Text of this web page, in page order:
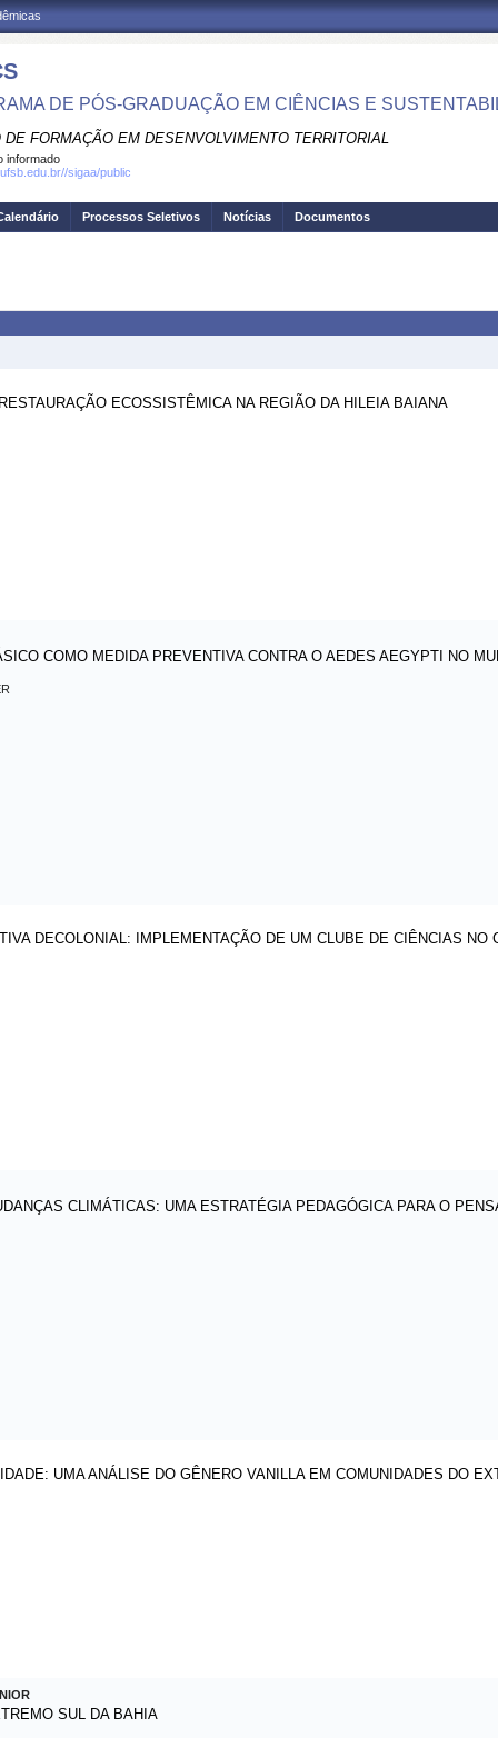
DE PÓS-GRADUAÇÃO EM CIÊNCIAS E
DE FORMAÇÃO EM DESENVOLVIMENTO TERRITORIAL
informado
sigaa/public
Processos Seletivos Notícias Documentos
ECOSSISTÊMICA NA REGIÃO DA HILEIA BAIANA
COMO MEDIDA PREVENTIVA CONTRA O AEDES AEGYPTI NO
DECOLONIAL: IMPLEMENTAÇÃO DE UM CLUBE DE CIÊNCIAS NO
CLIMÁTICAS: UMA ESTRATÉGIA PEDAGÓGICA PARA O
UMA ANÁLISE DO GÊNERO VANILLA EM COMUNIDADES DO
SUL DA BAHIA